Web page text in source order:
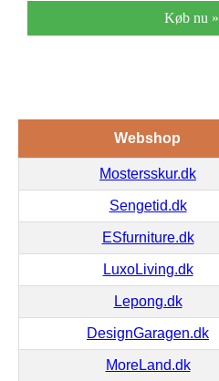
Køb nu »
Webshop
Mostersskur.dk
Sengetid.dk
ESfurniture.dk
LuxoLiving.dk
Lepong.dk
DesignGaragen.dk
MoreLand.dk